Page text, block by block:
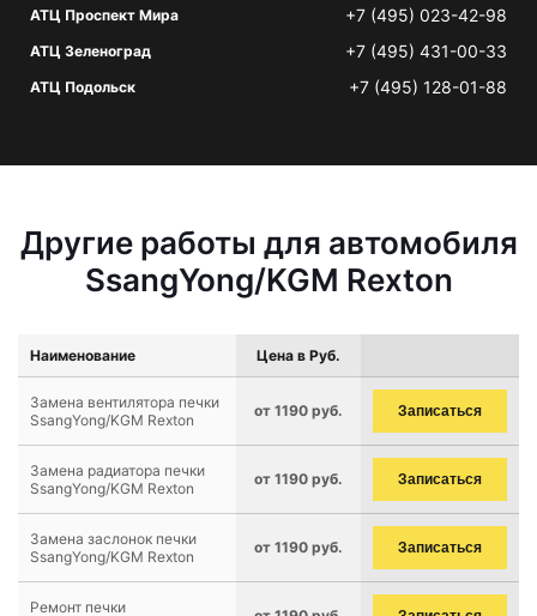
АТЦ Проспект Мира +7 (495) 023-42-98
АТЦ Зеленоград +7 (495) 431-00-33
АТЦ Подольск +7 (495) 128-01-88
Другие работы для автомобиля
SsangYong/KGM Rexton
Наименование Цена в Руб.
Замена вентилятора печки
SsangYong/KGM Rexton
от 1190 руб. Записаться
Замена радиатора печки
SsangYong/KGM Rexton
от 1190 руб. Записаться
Замена заслонок печки
SsangYong/KGM Rexton
от 1190 руб. Записаться
Ремонт печки